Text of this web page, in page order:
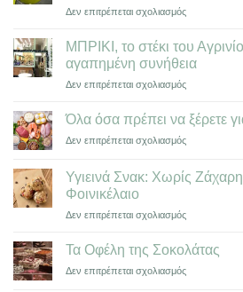
θησαυρός
την
υγεία
Δεν επιτρέπεται σχολιασμόςστο
ξεχωρίζoυμε
καλό
έξτρα
ελαιόλαδο;
ΜΠΡΙΚΙ, το στέκι του
αγαπημένη συνήθεια
Δεν επιτρέπεται σχολιασμόςστο
το
στέκι
του
που
συνήθεια
Όλα όσα πρέπει να ξέρετε
Δεν επιτρέπεται σχολιασμόςστο
όσα
πρέπει
ξέρετε
τις
πρωτεΐνες
Υγιεινά Σνακ: Χωρίς
Φοινικέλαιο
Δεν επιτρέπεται σχολιασμόςστο
Σνακ:
Ζάχαρη,
Τα Οφέλη της Σοκολάτας
Δεν επιτρέπεται σχολιασμόςστο